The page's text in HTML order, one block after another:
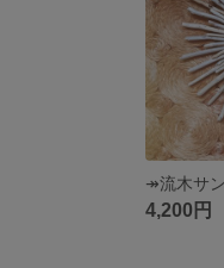
↠流木サ
4,200円